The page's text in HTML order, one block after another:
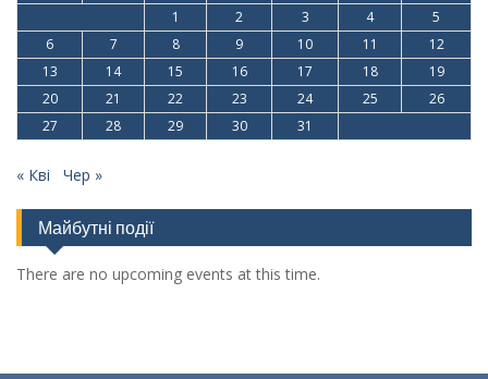
1
2 3 4
5
6
7 8 9 10 11
12
13
14 15 16 17 18
19
20
21 22 23 24 25
26
27
28 29 30 31
« Кві Чер »
Майбутні події
There are no upcoming events at this time.